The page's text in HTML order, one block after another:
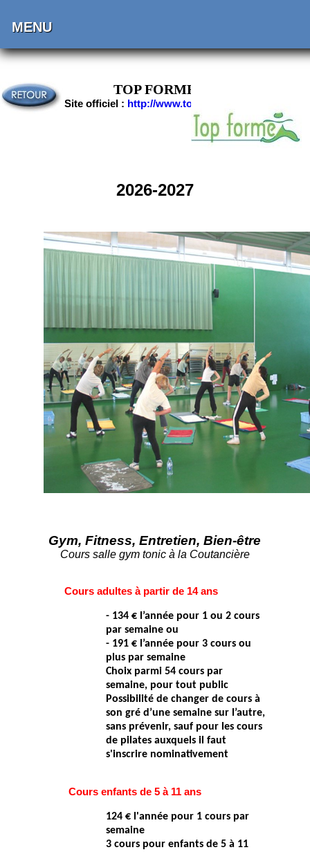
MENU
TOP FORME
Site officiel : http://www.topforme.net
2026-2027
Gym, Fitness, Entretien, Bien-être
Cours salle gym tonic à la Coutancière
Cours adultes à partir de 14 ans
- 134 € l’année pour 1 ou 2 cours
par semaine ou
- 191 € l’année pour 3 cours ou
plus par semaine
Choix parmi 54 cours par
semaine, pour tout public
Possibilité de changer de cours à
son gré d’une semaine sur l’autre,
sans prévenir, sauf pour les cours
de pilates auxquels il faut
s'inscrire nominativement
Cours enfants de 5 à 11 ans
124 € l'année pour 1 cours par
semaine
3 cours pour enfants de 5 à 11